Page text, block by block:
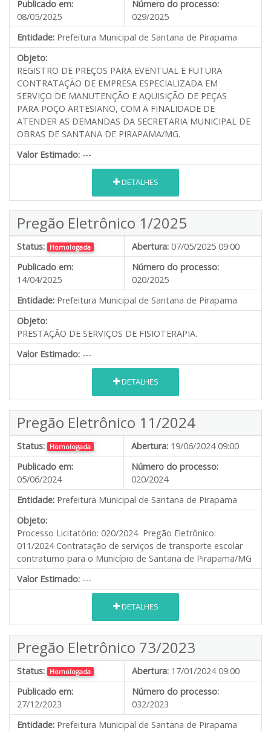
Publicado em:
08/05/2025
Número do processo:
029/2025
Entidade: Prefeitura Municipal de Santana de Pirapama
Objeto:
REGISTRO DE PREÇOS PARA EVENTUAL E FUTURA
CONTRATAÇÃO DE EMPRESA ESPECIALIZADA EM
SERVIÇO DE MANUTENÇÃO E AQUISIÇÃO DE PEÇAS
PARA POÇO ARTESIANO, COM A FINALIDADE DE
ATENDER AS DEMANDAS DA SECRETARIA MUNICIPAL DE
OBRAS DE SANTANA DE PIRAPAMA/MG.
Valor Estimado: ---
DETALHES
Pregão Eletrônico 1/2025
Status: Homologada Abertura: 07/05/2025 09:00
Publicado em:
14/04/2025
Número do processo:
020/2025
Entidade: Prefeitura Municipal de Santana de Pirapama
Objeto:
PRESTAÇÃO DE SERVIÇOS DE FISIOTERAPIA.
Valor Estimado: ---
DETALHES
Pregão Eletrônico 11/2024
Status: Homologada Abertura: 19/06/2024 09:00
Publicado em:
05/06/2024
Número do processo:
020/2024
Entidade: Prefeitura Municipal de Santana de Pirapama
Objeto:
Processo Licitatório: 020/2024 Pregão Eletrônico:
011/2024 Contratação de serviços de transporte escolar
contraturno para o Município de Santana de Pirapama/MG
Valor Estimado: ---
DETALHES
Pregão Eletrônico 73/2023
Status: Homologada Abertura: 17/01/2024 09:00
Publicado em:
27/12/2023
Número do processo:
032/2023
Entidade: Prefeitura Municipal de Santana de Pirapama